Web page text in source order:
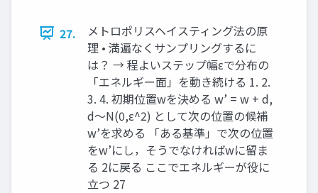
27.
メトロポリスヘイスティング法の原
理 • 満遍なくサンプリングするに
は？ → 程よいステップ幅εで分布の
「エネルギー面」を動き続ける 1. 2.
3. 4. 初期位置wを決める w’ = w + d,
d～N(0,ε^2) として次の位置の候補
w’を求める 「ある基準」で次の位置
をw’にし，そうでなければwに留ま
る 2に戻る ここでエネルギーが役に
立つ 27